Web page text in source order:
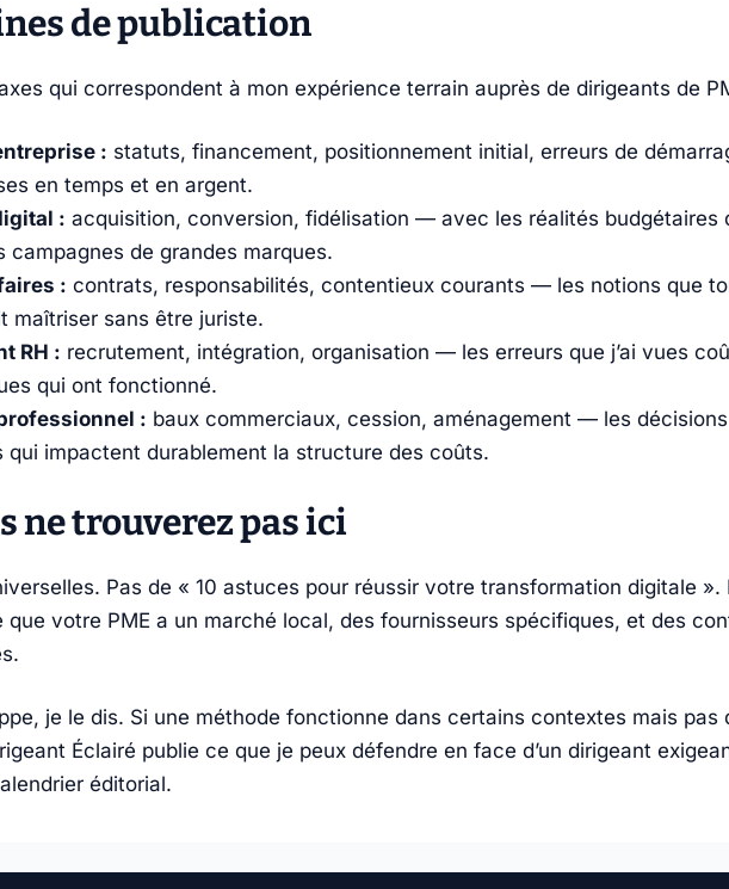
de publication
qui correspondent à mon expérience terrain auprès de dirigeants de
: statuts, financement, positionnement initial, erreurs de
en temps et en argent.
: acquisition, conversion, fidélisation — avec les réalités budgétaires
campagnes de grandes marques.
: contrats, responsabilités, contentieux courants — les notions que
maîtriser sans être juriste.
RH : recrutement, intégration, organisation — les erreurs que j’ai vues
qui ont fonctionné.
: baux commerciaux, cession, aménagement — les décisions
qui impactent durablement la structure des coûts.
ne trouverez pas ici
Pas de « 10 astuces pour réussir votre transformation digitale ».
que votre PME a un marché local, des fournisseurs spécifiques, et des
je le dis. Si une méthode fonctionne dans certains contextes mais pas
Éclairé publie ce que je peux défendre en face d’un dirigeant
éditorial.